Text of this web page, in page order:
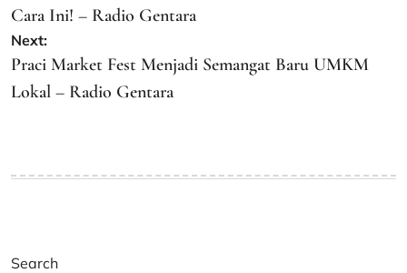
Cara Ini! – Radio Gentara
Next:
Praci Market Fest Menjadi Semangat Baru UMKM
Lokal – Radio Gentara
Search